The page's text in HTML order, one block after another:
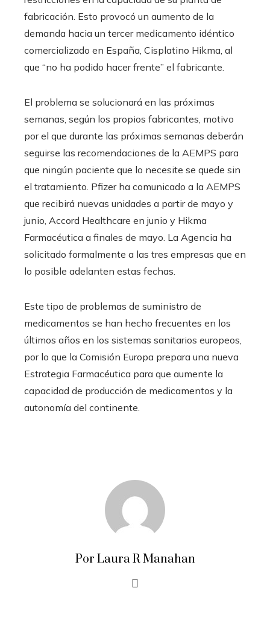
fabricación. Esto provocó un aumento de la
demanda hacia un tercer medicamento idéntico
comercializado en España, Cisplatino Hikma, al
que “no ha podido hacer frente” el fabricante.
El problema se solucionará en las próximas
semanas, según los propios fabricantes, motivo
por el que durante las próximas semanas deberán
seguirse las recomendaciones de la AEMPS para
que ningún paciente que lo necesite se quede sin
el tratamiento. Pfizer ha comunicado a la AEMPS
que recibirá nuevas unidades a partir de mayo y
junio, Accord Healthcare en junio y Hikma
Farmacéutica a finales de mayo. La Agencia ha
solicitado formalmente a las tres empresas que en
lo posible adelanten estas fechas.
Este tipo de problemas de suministro de
medicamentos se han hecho frecuentes en los
últimos años en los sistemas sanitarios europeos,
por lo que la Comisión Europa prepara una nueva
Estrategia Farmacéutica para que aumente la
capacidad de producción de medicamentos y la
autonomía del continente.
Por Laura R Manahan